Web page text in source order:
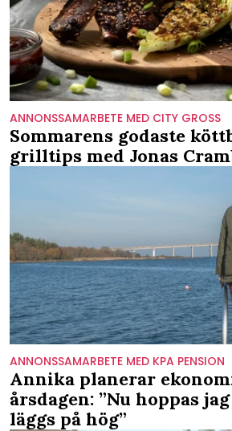
ANNONSSAMARBETE MED CITY GROSS
Sommarens godaste
grilltips med Jonas
ANNONSSAMARBETE MED KPA PENSION
Annika planerar
årsdagen: ”Nu hoppas
läggs på hög”